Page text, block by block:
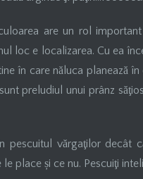
are un rol
loc e localizarea. Cu ea
în care năluca planează
preludiul unui prânz
pescuitul vărgaţilor decât
place și ce nu. Pescuiţi